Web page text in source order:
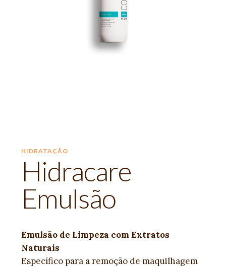
Hidracare
Emulsão
Emulsão de Limpeza com Extratos
Naturais
Específico para a remoção de maquilhagem
HIDRATAÇÃO